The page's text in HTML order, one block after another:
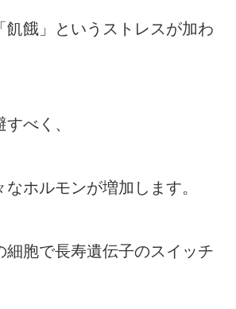
飢餓」というストレスが加わ
べく、
なホルモンが増加します。
細胞で長寿遺伝子のスイッチ